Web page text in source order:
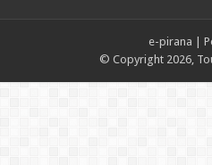
e-pirana |
© Copyright 2026,